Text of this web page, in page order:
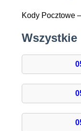
Kody Pocztowe
Wszystkie